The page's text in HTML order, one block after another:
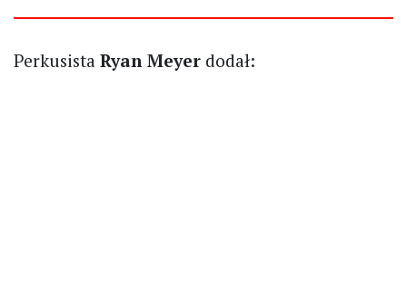
Perkusista Ryan Meyer dodał: